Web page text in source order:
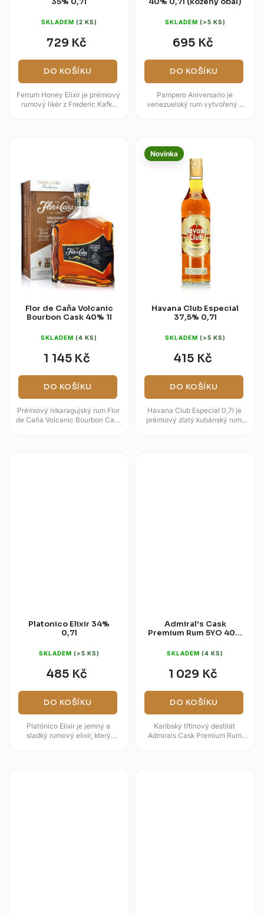
SKLADEM (2 KS)
729 Kč
DO KOŠÍKU
Ferrum Honey Elixír je prémiový
rumový likér z Frederic Kafka
SKLADEM (>5 KS)
695 Kč
DO KOŠÍKU
Pampero Aniversario je
venezuelský rum vytvořený k
Flor de Caňa Volcanic
Bourbon Cask 40% 1l
SKLADEM (4 KS)
1 145 Kč
DO KOŠÍKU
Prémiový nikaragujský rum Flor
de Caña Volcanic Bourbon Cask
Novinka
Havana Club Especial
37,5% 0,7l
SKLADEM (>5 KS)
415 Kč
DO KOŠÍKU
Havana Club Especial 0,7l je
prémiový zlatý kubánský rum,
Platonico Elixir 34%
0,7l
SKLADEM (>5 KS)
485 Kč
DO KOŠÍKU
Platónico Elixir je jemný a
sladký rumový elixír, který
Admiral's Cask
Premium Rum 5YO 40%
SKLADEM (4 KS)
1 029 Kč
DO KOŠÍKU
Karibský třtinový destilát
Admirals Cask Premium Rum